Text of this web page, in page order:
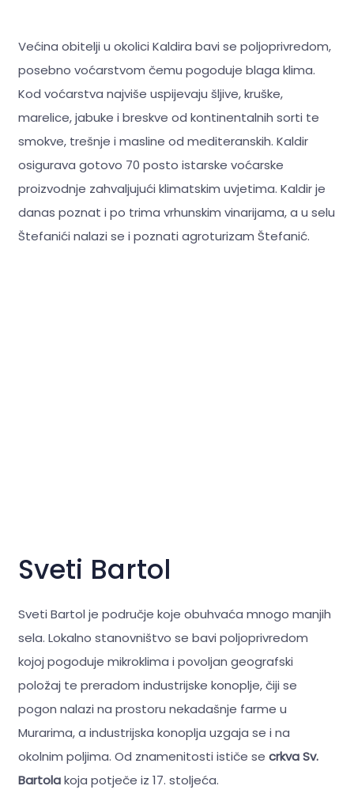
Većina obitelji u okolici Kaldira bavi se poljoprivredom,
posebno voćarstvom čemu pogoduje blaga klima.
Kod voćarstva najviše uspijevaju šljive, kruške,
marelice, jabuke i breskve od kontinentalnih sorti te
smokve, trešnje i masline od mediteranskih. Kaldir
osigurava gotovo 70 posto istarske voćarske
proizvodnje zahvaljujući klimatskim uvjetima. Kaldir je
danas poznat i po trima vrhunskim vinarijama, a u selu
Štefanići nalazi se i poznati agroturizam Štefanić.
Sveti Bartol
Sveti Bartol je područje koje obuhvaća mnogo manjih
sela. Lokalno stanovništvo se bavi poljoprivredom
kojoj pogoduje mikroklima i povoljan geografski
položaj te preradom industrijske konoplje, čiji se
pogon nalazi na prostoru nekadašnje farme u
Murarima, a industrijska konoplja uzgaja se i na
okolnim poljima. Od znamenitosti ističe se crkva Sv.
Bartolakoja potječe iz 17. stoljeća.